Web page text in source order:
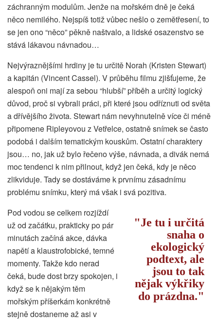
záchranným modulům. Jenže na mořském dně je čeká
něco nemilého. Nejspíš totiž vůbec nešlo o zemětřesení, to
se jen ono “něco” pěkně naštvalo, a lidské osazenstvo se
stává lákavou návnadou…
Nejvýraznějšími hrdiny je tu určitě Norah (Kristen Stewart)
a kapitán (Vincent Cassel). V průběhu filmu zjišťujeme, že
alespoň oni mají za sebou “hlubší” příběh a určitý logický
důvod, proč si vybrali práci, při které jsou odříznuti od světa
a dřívějšího života. Stewart nám nevyhnutelně více či méně
připomene Ripleyovou z Vetřelce, ostatně snímek se často
podobá i dalším tematickým kouskům. Ostatní charaktery
jsou… no, jak už bylo řečeno výše, návnada, a divák nemá
moc tendenci k nim přilnout, když jen čeká, kdy je něco
zlikviduje. Tady se dostáváme k prvnímu zásadnímu
problému snímku, který má však i svá pozitiva.
Je tu i určitá
snaha o
ekologický
podtext, ale
jsou to tak
nějak výkřiky
do prázdna.
Pod vodou se celkem rozjíždí
už od začátku, prakticky po pár
minutách začíná akce, dávka
napětí a klaustrofobické, temné
momenty. Takže kdo nerad
čeká, bude dost brzy spokojen, i
když se k nějakým těm
mořským příšerkám konkrétně
stejně dostaneme až asi v